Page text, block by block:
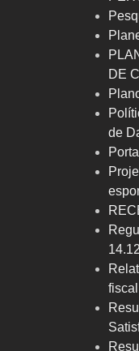
DE
de
fiscal